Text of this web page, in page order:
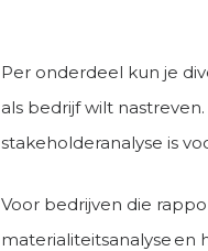
Per onderdeel kun je
als bedrijf wilt
stakeholderanalyse is
Voor bedrijven die
materialiteitsanalyse en